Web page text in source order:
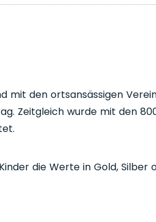
den ortsansässigen
Zeitgleich wurde mit den
die Werte in Gold, Silber